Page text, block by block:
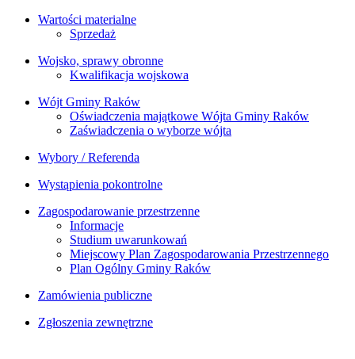
Wartości materialne
Sprzedaż
Wojsko, sprawy obronne
Kwalifikacja wojskowa
Wójt Gminy Raków
Oświadczenia majątkowe Wójta Gminy Raków
Zaświadczenia o wyborze wójta
Wybory / Referenda
Wystąpienia pokontrolne
Zagospodarowanie przestrzenne
Informacje
Studium uwarunkowań
Miejscowy Plan Zagospodarowania Przestrzennego
Plan Ogólny Gminy Raków
Zamówienia publiczne
Zgłoszenia zewnętrzne